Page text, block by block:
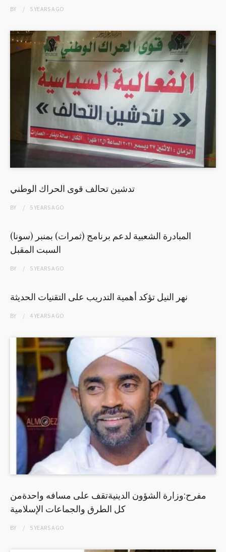
BY 5 YEARSAGO
تدشين تحالف قوى الحراك الوطني
BY 5 YEARSAGO
المبادرة الشعبية لدعم برنامج (ثمرات) بمنبر (سونا)
السبت المقبل
BY 5 YEARSAGO
نهر النيل تؤكد أهمية التدريب على التقنيات الحديثة
BY 4 YEARSAGO
مفرح:وزارة الشؤون الدينيةتقف على مسافه واحدةمن
كل الطرق والجماعات الإسلامية
BY 5 YEARSAGO